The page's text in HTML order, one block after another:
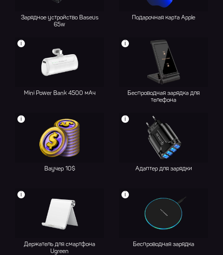
Зарядное устройство Baseus
65w
Подарочная карта Apple
i
Mini Power Bank 4500 мАч
i
Беспроводная зарядка для
телефона
i
Ваучер 10$
i
Адаптер для зарядки
i
Держатель для смартфона
Ugreen
i
Беспроводная зарядка